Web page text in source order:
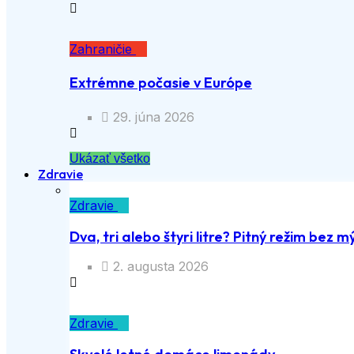
Zahraničie
Extrémne počasie v Európe
29. júna 2026
Ukázať všetko
Zdravie
Zdravie
Dva, tri alebo štyri litre? Pitný režim bez
2. augusta 2026
Zdravie